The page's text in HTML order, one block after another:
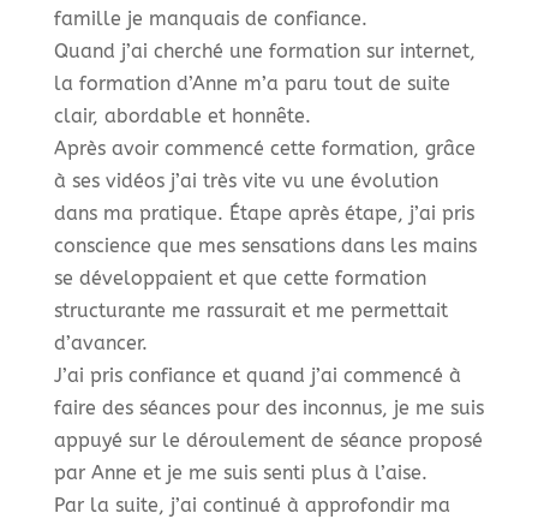
famille je manquais de confiance.
Quand j’ai cherché une formation sur internet,
la formation d’Anne m’a paru tout de suite
clair, abordable et honnête.
Après avoir commencé cette formation, grâce
à ses vidéos j’ai très vite vu une évolution
dans ma pratique. Étape après étape, j’ai pris
conscience que mes sensations dans les mains
se développaient et que cette formation
structurante me rassurait et me permettait
d’avancer.
J’ai pris confiance et quand j’ai commencé à
faire des séances pour des inconnus, je me suis
appuyé sur le déroulement de séance proposé
par Anne et je me suis senti plus à l’aise.
Par la suite, j’ai continué à approfondir ma